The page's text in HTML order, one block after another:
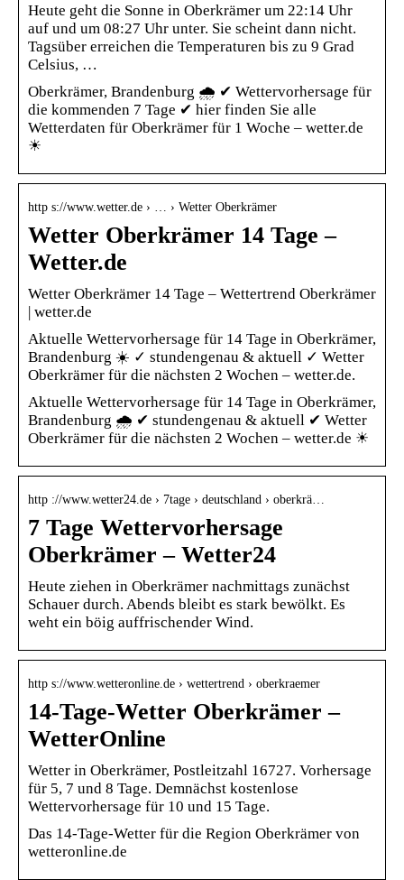
Heute geht die Sonne in Oberkrämer um 22:14 Uhr
auf und um 08:27 Uhr unter. Sie scheint dann nicht.
Tagsüber erreichen die Temperaturen bis zu 9 Grad
Celsius, …
Oberkrämer, Brandenburg 🌧️ ✔ Wettervorhersage für
die kommenden 7 Tage ✔ hier finden Sie alle
Wetterdaten für Oberkrämer für 1 Woche – wetter.de
☀
http s://www.wetter.de › … › Wetter Oberkrämer
Wetter Oberkrämer 14 Tage –
Wetter.de
Wetter Oberkrämer 14 Tage – Wettertrend Oberkrämer
| wetter.de
Aktuelle Wettervorhersage für 14 Tage in Oberkrämer,
Brandenburg ☀️ ✓ stundengenau & aktuell ✓ Wetter
Oberkrämer für die nächsten 2 Wochen – wetter.de.
Aktuelle Wettervorhersage für 14 Tage in Oberkrämer,
Brandenburg 🌧️ ✔ stundengenau & aktuell ✔ Wetter
Oberkrämer für die nächsten 2 Wochen – wetter.de ☀
http ://www.wetter24.de › 7tage › deutschland › oberkrä…
7 Tage Wettervorhersage
Oberkrämer – Wetter24
Heute ziehen in Oberkrämer nachmittags zunächst
Schauer durch. Abends bleibt es stark bewölkt. Es
weht ein böig auffrischender Wind.
http s://www.wetteronline.de › wettertrend › oberkraemer
14-Tage-Wetter Oberkrämer –
WetterOnline
Wetter in Oberkrämer, Postleitzahl 16727. Vorhersage
für 5, 7 und 8 Tage. Demnächst kostenlose
Wettervorhersage für 10 und 15 Tage.
Das 14-Tage-Wetter für die Region Oberkrämer von
wetteronline.de